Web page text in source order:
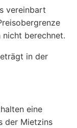
vereinbart
berechnet.
in der
eine
der Mietzins